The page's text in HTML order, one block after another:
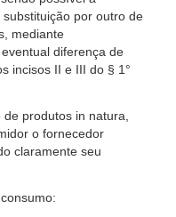
por outro de
mediante
diferença de
incisos II e III do § 1°
produtos in natura,
o fornecedor
claramente seu